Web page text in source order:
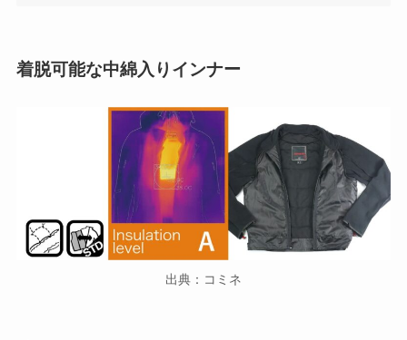
着脱可能な中綿入りインナー
出典：コミネ